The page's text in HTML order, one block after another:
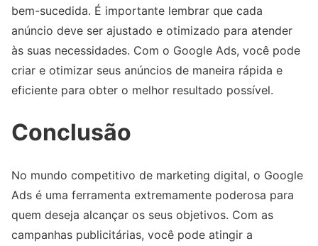
bem-sucedida. É importante lembrar que cada
anúncio deve ser ajustado e otimizado para atender
às suas necessidades. Com o Google Ads, você pode
criar e otimizar seus anúncios de maneira rápida e
eficiente para obter o melhor resultado possível.
Conclusão
No mundo competitivo de marketing digital, o Google
Ads é uma ferramenta extremamente poderosa para
quem deseja alcançar os seus objetivos. Com as
campanhas publicitárias, você pode atingir a